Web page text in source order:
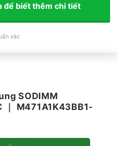
để biết thêm chi tiết
xác
SODIMM
M471A1K43BB1-